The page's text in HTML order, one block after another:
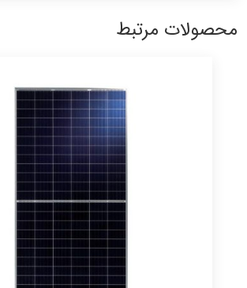
محصولات مرتبط